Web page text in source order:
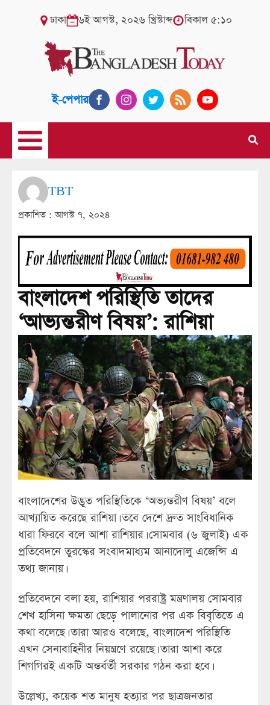
ঢাকা ৬ই আগস্ট, ২০২৬ খ্রিস্টাব্দ বিকাল ৫:১০
ই-পেপার
TBT
প্রকাশিত :আগস্ট ৭, ২০২৪
বাংলাদেশ পরিস্থিতি তাদের
‘আভ্যন্তরীণ বিষয়’: রাশিয়া
বাংলাদেশের উদ্ভূত পরিস্থিতিকে ‘অভ্যন্তরীণ বিষয়’ বলে
আখ্যায়িত করেছে রাশিয়া। তবে দেশে দ্রুত সাংবিধানিক
ধারা ফিরবে বলে আশা রাশিয়ার। সোমবার (৬ জুলাই) এক
প্রতিবেদনে তুরস্কের সংবাদমাধ্যম আনাদোলু এজেন্সি এ
তথ্য জানায়।
প্রতিবেদনে বলা হয়, রাশিয়ার পররাষ্ট্র মন্ত্রণালয় সোমবার
শেখ হাসিনা ক্ষমতা ছেড়ে পালানোর পর এক বিবৃতিতে এ
কথা বলেছে। তারা আরও বলেছে, বাংলাদেশ পরিস্থিতি
এখন সেনাবাহিনীর নিয়ন্ত্রণে রয়েছে। তারা আশা করে
শিগগিরই একটি অন্তর্বর্তী সরকার গঠন করা হবে।
উল্লেখ্য, কয়েক শত মানুষ হত্যার পর ছাত্রজনতার